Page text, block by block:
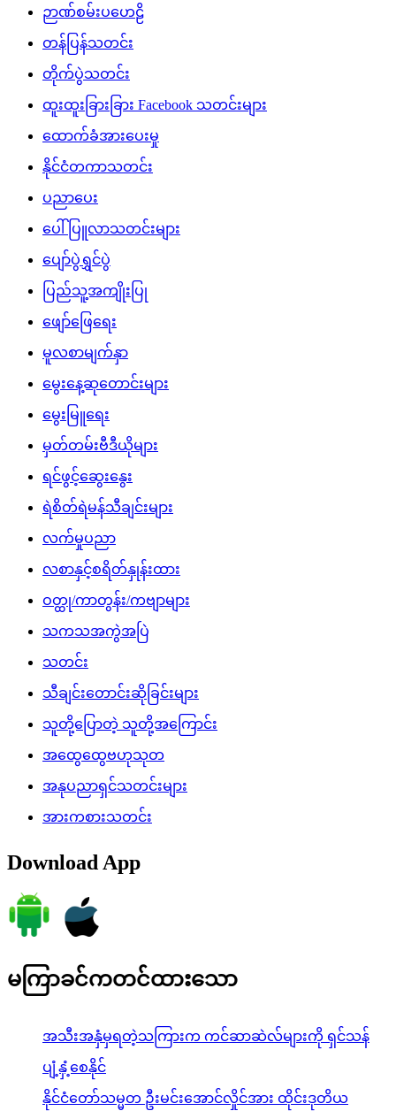
ဉာဏ်စမ်းပဟေဠိ
တန်ပြန်သတင်း
တိုက်ပွဲသတင်း
ထူးထူးခြားခြား Facebook သတင်းများ
ထောက်ခံအားပေးမှု
နိုင်ငံတကာသတင်း
ပညာပေး
ပေါ်ပြူလာသတင်းများ
ပျော်ပွဲရွှင်ပွဲ
ပြည်သူ့အကျိုးပြု
ဖျော်ဖြေရေး
မူလစာမျက်နှာ
မွေးနေ့ဆုတောင်းများ
မွေးမြူရေး
မှတ်တမ်းဗီဒီယိုများ
ရင်ဖွင့်ဆွေးနွေး
ရဲစိတ်ရဲမန်သီချင်းများ
လက်မှုပညာ
လစာနှင့်စရိတ်နှုန်းထား
ဝတ္ထု/ကာတွန်း/ကဗျာများ
သကသအကွဲအပြဲ
သတင်း
သီချင်းတောင်းဆိုခြင်းများ
သူတို့ပြောတဲ့ သူတို့အကြောင်း
အထွေထွေဗဟုသုတ
အနုပညာရှင်သတင်းများ
အားကစားသတင်း
Download App
မကြာခင်ကတင်ထားသော
အသီးအနှံမှရတဲ့သကြားက ကင်ဆာဆဲလ်များကို ရှင်သန်
ပျံ့နှံ့စေနိုင်
နိုင်ငံတော်သမ္မတ ဦးမင်းအောင်လှိုင်အား ထိုင်းဒုတိယ